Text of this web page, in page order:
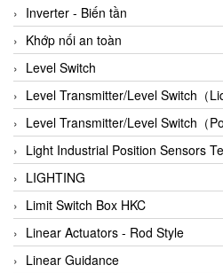
ATI - IA
ATI (Analytical Technology Inc)
Atos
Atrax
Auma
Autec
Auto Flow
Automatic valve
Aventics
Avproglobal
Inverter - Biến tần
Khớp nối an toàn
Level Switch
Level Transmitter/Level Switch（
Level Transmitter/Level Switch（
Light Industrial Position Sensors
LIGHTING
Limit Switch Box HKC
Linear Actuators - Rod Style
Linear Guidance